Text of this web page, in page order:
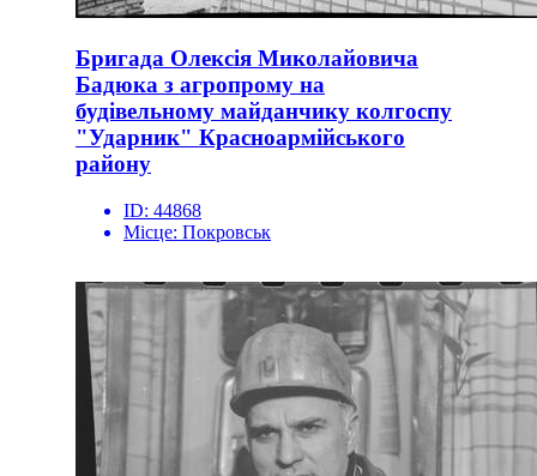
Бригада Олексія Миколайовича
Бадюка з агропрому на
будівельному майданчику колгоспу
"Ударник" Красноармійського
району
ID: 44868
Місце: Покровськ